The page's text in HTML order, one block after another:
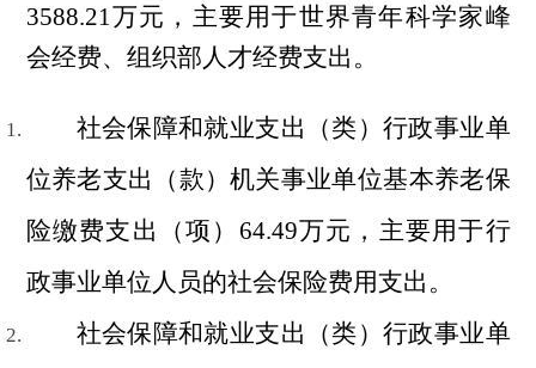
3588.21万元，主要用于世界青年科学家峰
会经费、组织部人才经费支出。
社会保障和就业支出（类）行政事业单
位养老支出（款）机关事业单位基本养老保
险缴费支出（项）64.49万元，主要用于行
政事业单位人员的社会保险费用支出。
社会保障和就业支出（类）行政事业单